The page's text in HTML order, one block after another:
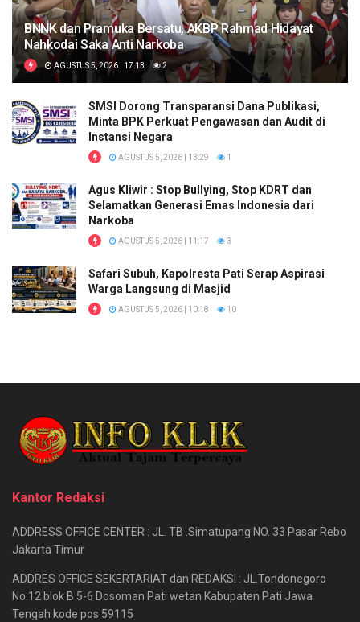
BNNK dan Pramuka Bersatu, AKBP Rahmad Hidayat
Nahkodai Saka Anti Narkoba
AGUSTUS 5, 2026 | 17:13 2
SMSI Dorong Transparansi Dana Publikasi,
Minta BPK Perkuat Pengawasan dan Audit di
Instansi Negara
AGUSTUS 5, 2026 | 13:29 1
Agus Kliwir : Stop Bullying, Stop KDRT dan
Selamatkan Generasi Emas Indonesia dari
Narkoba
AGUSTUS 5, 2026 | 11:17 3
Safari Subuh, Kapolresta Pati Serap Aspirasi
Warga Langsung di Masjid
AGUSTUS 5, 2026 | 10:18 10
Kantor Redaksi
ADDRESS OFFICE CENTER : JL. TB .Simatupang NO. 33 Pasar Rebo
Jakarta Timur
ADDRES OFFICE SEKERTARIAT dan REDAKSI : JL.Tondonegoro
No.12 blok B 5-6 Dosoman Pati wetan Kabupaten Pati Jawa
Tengah kode pos 59115